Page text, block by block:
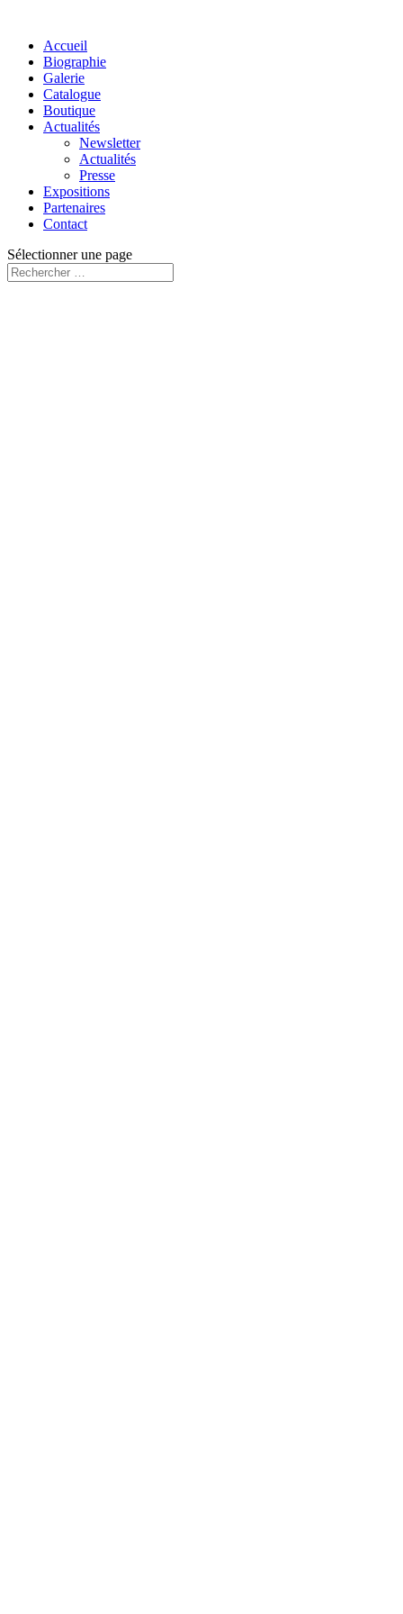
Accueil
Biographie
Galerie
Catalogue
Boutique
Actualités
Newsletter
Actualités
Presse
Expositions
Partenaires
Contact
Sélectionner une page